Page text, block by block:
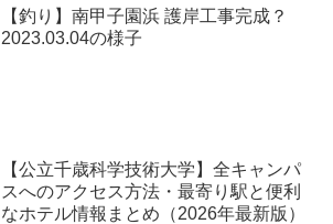
【釣り】南甲子園浜 護岸工事完成？
2023.03.04の様子
【公立千歳科学技術大学】全キャンパ
スへのアクセス方法・最寄り駅と便利
なホテル情報まとめ（2026年最新版）